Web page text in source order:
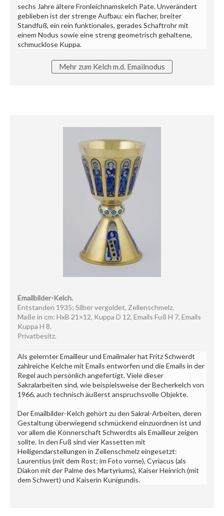
sechs Jahre ältere Fronleichnamskelch Pate. Unverändert
geblieben ist der strenge Aufbau: ein flacher, breiter
Standfuß, ein rein funktionales, gerades Schaftrohr mit
einem Nodus sowie eine streng geometrisch gehaltene,
schmucklose Kuppa.
Mehr zum Kelch m.d. Emailnodus
Emailbilder-Kelch.
Entstanden 1935; Silber vergoldet, Zellenschmelz.
Maße in cm: HxB 21×12, Kuppa D 12, Emails Fuß H 7, Emails
Kuppa H 8.
Privatbesitz.
Als gelernter Emailleur und Emailmaler hat Fritz Schwerdt
zahlreiche Kelche mit Emails entworfen und die Emails in der
Regel auch persönlich angefertigt. Viele dieser
Sakralarbeiten sind, wie beispielsweise der Becherkelch von
1966, auch technisch äußerst anspruchsvolle Objekte.
Der Emailbilder-Kelch gehört zu den Sakral-Arbeiten, deren
Gestaltung überwiegend schmückend einzuordnen ist und
vor allem die Könnerschaft Schwerdts als Emailleur zeigen
sollte. In den Fuß sind vier Kassetten mit
Heiligendarstellungen in Zellenschmelz eingesetzt:
Laurentius (mit dem Rost; im Foto vorne), Cyriacus (als
Diakon mit der Palme des Martyriums), Kaiser Heinrich (mit
dem Schwert) und Kaiserin Kunigundis.